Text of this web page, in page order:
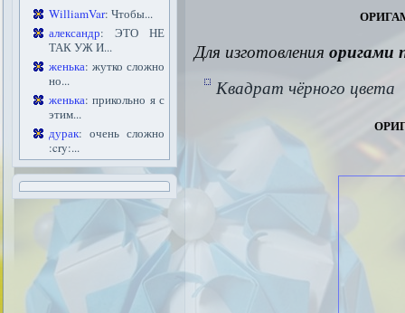
WilliamVar: Чтобы...
александр: ЭТО НЕ
ТАК УЖ И...
женька: жутко сложно
но...
женька: прикольно я с
этим...
дурак: очень сложно
:cry:...
Для изготовления оригами
Квадрат чёрного цвета